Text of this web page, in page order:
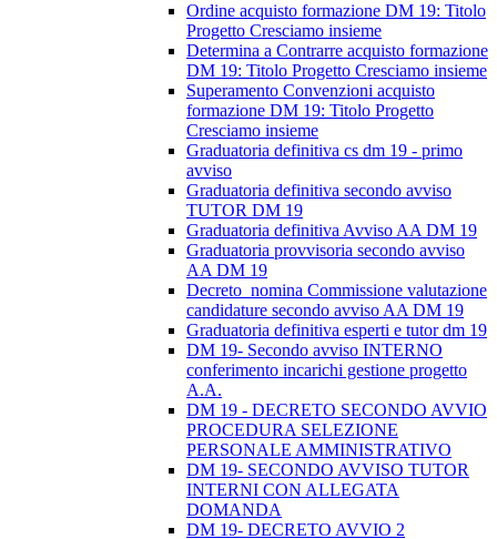
Ordine acquisto formazione DM 19: Titolo
Progetto Cresciamo insieme
Determina a Contrarre acquisto formazione
DM 19: Titolo Progetto Cresciamo insieme
Superamento Convenzioni acquisto
formazione DM 19: Titolo Progetto
Cresciamo insieme
Graduatoria definitiva cs dm 19 - primo
avviso
Graduatoria definitiva secondo avviso
TUTOR DM 19
Graduatoria definitiva Avviso AA DM 19
Graduatoria provvisoria secondo avviso
AA DM 19
Decreto_nomina Commissione valutazione
candidature secondo avviso AA DM 19
Graduatoria definitiva esperti e tutor dm 19
DM 19- Secondo avviso INTERNO
conferimento incarichi gestione progetto
A.A.
DM 19 - DECRETO SECONDO AVVIO
PROCEDURA SELEZIONE
PERSONALE AMMINISTRATIVO
DM 19- SECONDO AVVISO TUTOR
INTERNI CON ALLEGATA
DOMANDA
DM 19- DECRETO AVVIO 2